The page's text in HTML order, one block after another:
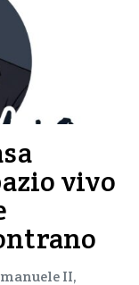
vivo
II,